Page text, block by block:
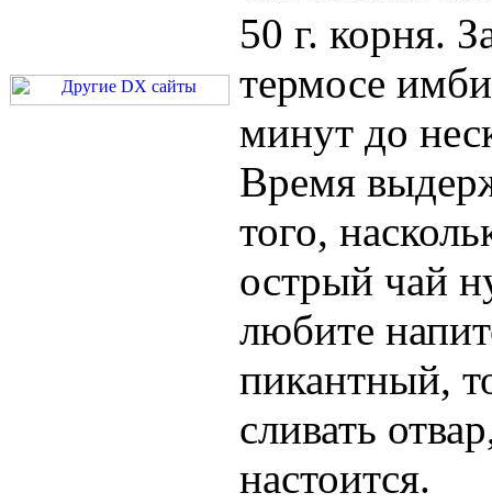
50 г. корня.
термосе
минут до
Время
того,
острый чай
любите
пикантный,
сливать
настоится.